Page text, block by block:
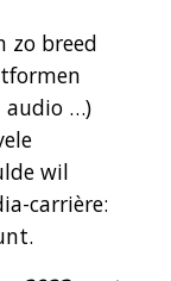
zo breed
audio …)
wil
carrière: